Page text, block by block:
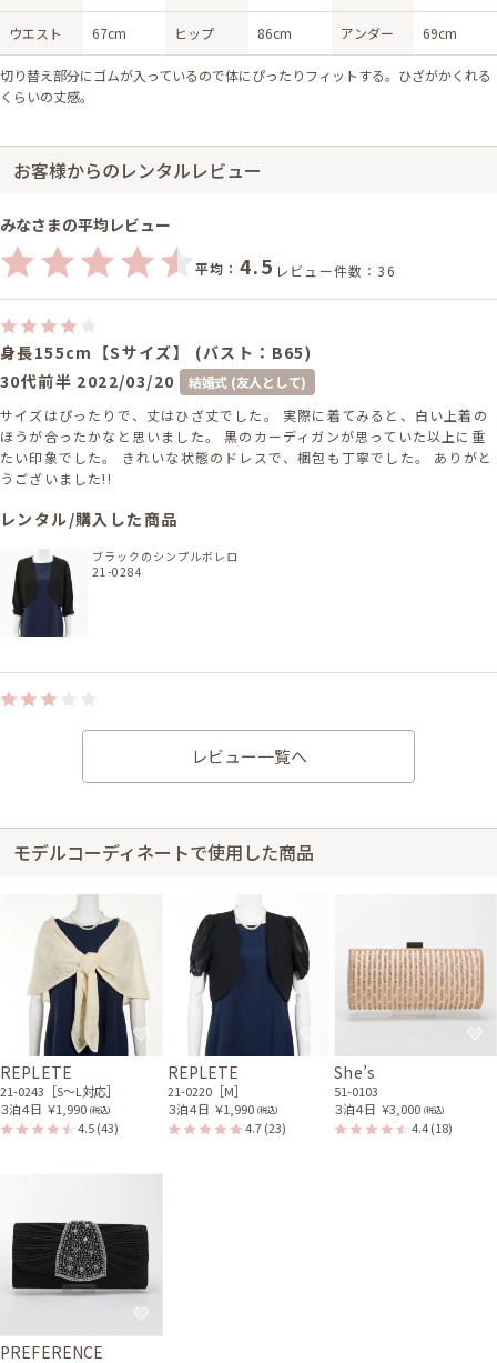
ウエスト 67cm ヒップ 86cm アンダー 69cm
切り替え部分にゴムが入っているので体にぴったりフィットする。ひざがかくれる
くらいの丈感。
お客様からのレンタルレビュー
みなさまの平均レビュー
平均： 4.5 レビュー件数：36
身長155cm【Sサイズ】 (バスト：B65)
30代前半 2022/03/20
結婚式 (友人として)
サイズはぴったりで、丈はひざ丈でした。 実際に着てみると、白い上着の
ほうが合ったかなと思いました。 黒のカーディガンが思っていた以上に重
たい印象でした。 きれいな状態のドレスで、梱包も丁寧でした。 ありがと
うございました!!
レンタル/購入した商品
ブラックのシンプルボレロ
21-0284
身長155cm【Mサイズ(Sサイズよりの)】 (バスト：C70)
結婚式 (友人として)
サイズはぴったりで、丈はひざ丈でした。 色味、質感などはとても良かっ
身長162cm【Mサイズ】 (バスト：D65)
20代後半
2021/04/10
結婚式 (友人として)
サイズはぴったりで、丈はひざ丈でした。 手書きのメッセージ、とても嬉
しかったです! ありがとうございました。 また機会があれば利用したいと
思います。
レビュー一覧へ
モデルコーディネートで使用した商品
REPLETE
21-0243［S〜L対応］
３泊４日 ￥1,990 (税込)
4.5(43)
REPLETE
21-0220［M］
３泊４日 ￥1,990 (税込)
4.7(23)
She’s
51-0103
３泊４日 ￥3,000 (税込)
4.4(18)
PREFERENCE